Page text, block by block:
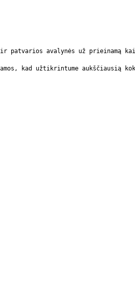
avalynės už prieinamą
kad užtikrintume aukščiausią